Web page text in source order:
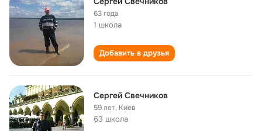
63 года
1 школа
Добавить в друзья
Сергей Свечников
59 лет, Киев
63 школа